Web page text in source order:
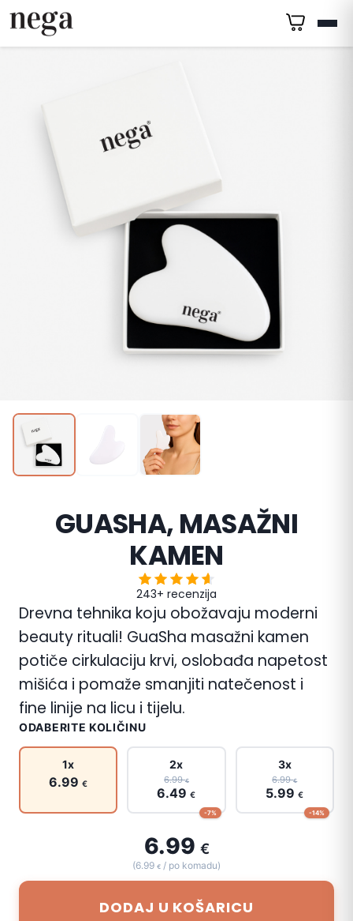
GUASHA, MASAŽNI
KAMEN
243+ recenzija
Drevna tehnika koju obožavaju moderni
beauty rituali! GuaSha masažni kamen
potiče cirkulaciju krvi, oslobađa napetost
mišića i pomaže smanjiti natečenost i
fine linije na licu i tijelu.
ODABERITE KOLIČINU
1x
6.99€
-7%
2x
6.99€
6.49€
-14%
3x
6.99€
5.99€
6.99 €
(6.99 € / po komadu)
DODAJ U KOŠARICU